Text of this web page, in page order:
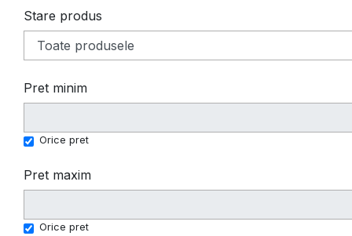
Stare produs
Pret minim
Orice pret
Pret maxim
Orice pret